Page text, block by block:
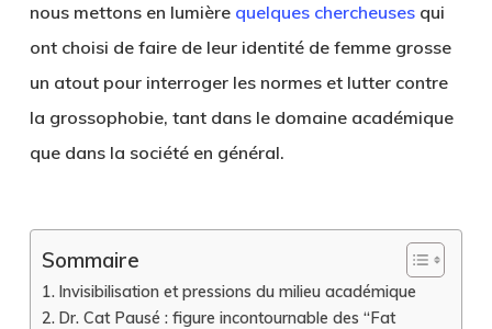
nous mettons en lumière quelques chercheusesqui
ont choisi de faire de leur identité de femme grosse
un atout pour interroger les normes et lutter contre
la grossophobie, tant dans le domaine académique
que dans la société en général.
Sommaire
Invisibilisation et pressions du milieu académique
Dr. Cat Pausé : figure incontournable des “Fat